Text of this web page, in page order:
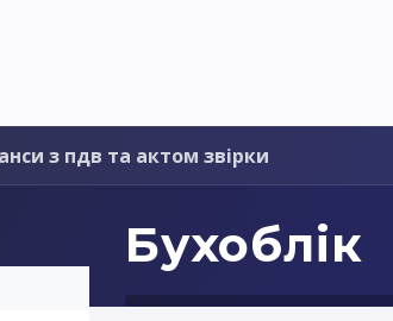
з пдв та актом звірки
Бухоблік